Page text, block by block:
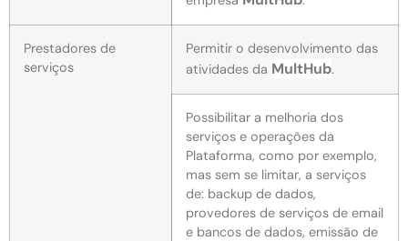
Prestadores de
serviços
Permitir o desenvolvimento das
atividades da MultHub.
Possibilitar a melhoria dos
serviços e operações da
Plataforma, como por exemplo,
mas sem se limitar, a serviços
de: backup de dados,
provedores de serviços de email
e bancos de dados, emissão de